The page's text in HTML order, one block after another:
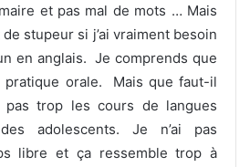
et pas mal de mots … Mais
stupeur si j’ai vraiment besoin
en anglais. Je comprends que
pratique orale. Mais que faut-il
trop les cours de langues
adolescents. Je n’ai pas
libre et ça ressemble trop à